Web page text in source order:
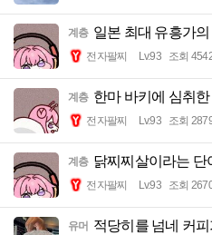
계층 일본 최대 유흥가의
전자팔찌 Lv.93 조회
계층 한마 바키에 심취
전자팔찌 Lv.93 조회
계층 닭찌찌살이라는 단
전자팔찌 Lv.93 조회
유머 적당히를 넘네 커피